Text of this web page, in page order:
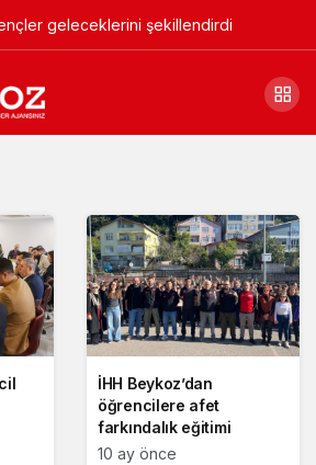
geleceklerini şekillendirdi
İHH Beykoz’dan
öğrencilere afet
farkındalık eğitimi
10 ay önce